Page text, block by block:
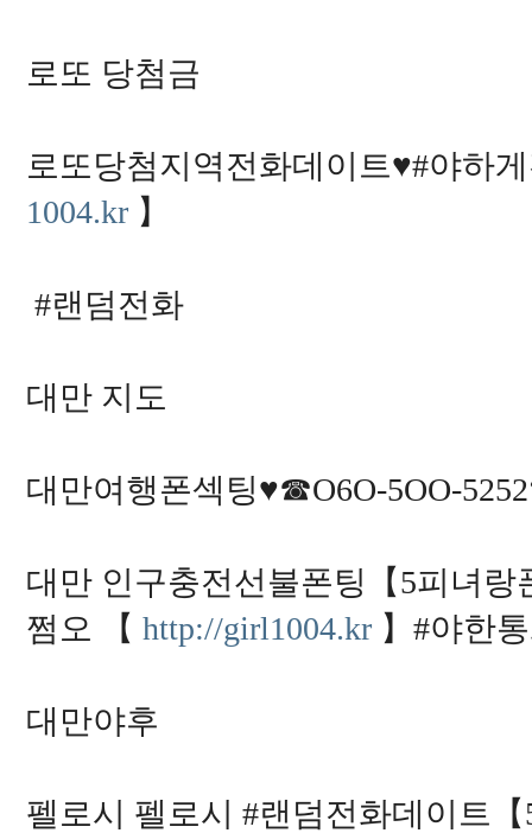
로또 당첨금
로또당첨지역전화데이트♥#야하
1004.kr 】
#랜덤전화
대만 지도
대만여행폰섹팅♥☎O6O-5OO-
대만 인구충전선불폰팅【5피녀랑
쩜오 【 http://girl1004.kr 】#야한
대만야후
펠로시 펠로시 #랜덤전화데이트